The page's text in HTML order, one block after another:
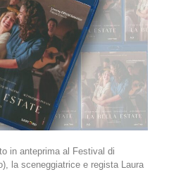
in anteprima al Festival di
la sceneggiatrice e regista Laura